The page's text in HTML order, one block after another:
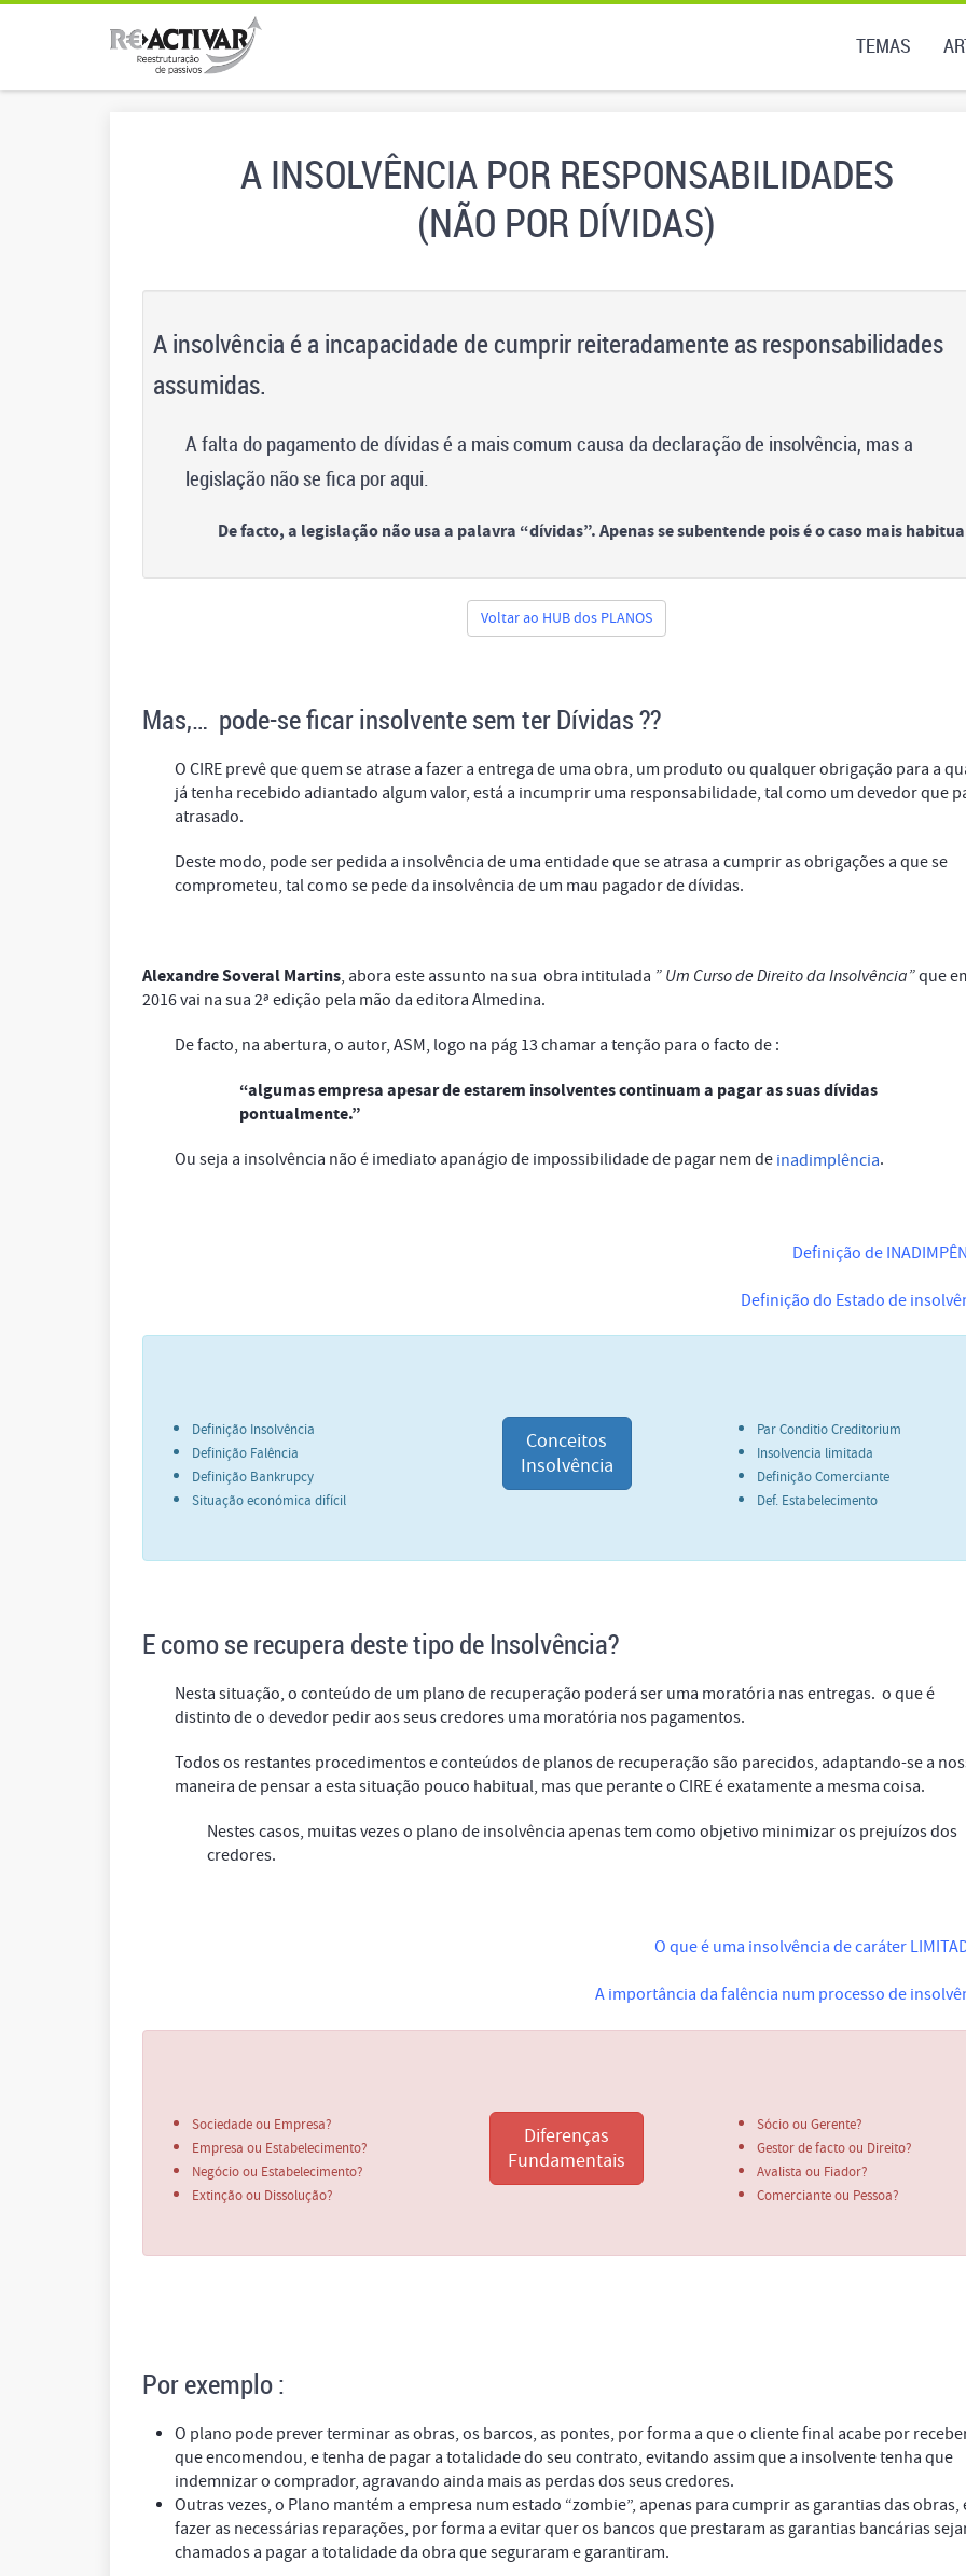
TEMAS
A INSOLVÊNCIA POR RESPONSABILIDADES
(NÃO POR DÍVIDAS)
A insolvência é a incapacidade de cumprir reiteradamente as responsabilidades
assumidas.
A falta do pagamento de dívidas é a mais comum causa da declaração de insolvência, mas a
legislação não se fica por aqui.
De facto, a legislação não usa a palavra “dívidas”. Apenas se subentende pois é o caso mais
Voltar ao HUB dos PLANOS
Mas,… pode-se ficar insolvente sem ter Dívidas ??
O CIRE prevê que quem se atrase a fazer a entrega de uma obra, um produto ou qualquer obrigação para a
já tenha recebido adiantado algum valor, está a incumprir uma responsabilidade, tal como um devedor que
atrasado.
Deste modo, pode ser pedida a insolvência de uma entidade que se atrasa a cumprir as obrigações a que se
comprometeu, tal como se pede da insolvência de um mau pagador de dívidas.
Alexandre Soveral Martins, abora este assunto na sua obra intitulada ” Um Curso de Direito da Insolvência”que
2016 vai na sua 2ª edição pela mão da editora Almedina.
De facto, na abertura, o autor, ASM, logo na pág 13 chamar a tenção para o facto de :
“algumas empresa apesar de estarem insolventes continuam a pagar as suas dívidas
pontualmente.”
Ou seja a insolvência não é imediato apanágio de impossibilidade de pagar nem de inadimplência.
Definição de
Definição do Estado de
Definição Insolvência
Definição Falência
Definição Bankrupcy
Situação económica difícil
Conceitos
Insolvência
Par Conditio Creditorium
Insolvencia limitada
Definição Comerciante
Def. Estabelecimento
E como se recupera deste tipo de Insolvência?
Nesta situação, o conteúdo de um plano de recuperação poderá ser uma moratória nas entregas. o que é
distinto de o devedor pedir aos seus credores uma moratória nos pagamentos.
Todos os restantes procedimentos e conteúdos de planos de recuperação são parecidos, adaptando-se a
maneira de pensar a esta situação pouco habitual, mas que perante o CIRE é exatamente a mesma coisa.
Nestes casos, muitas vezes o plano de insolvência apenas tem como objetivo minimizar os prejuízos dos
credores.
O que é uma insolvência de caráter
A importância da falência num processo de
Sociedade ou Empresa?
Empresa ou Estabelecimento?
Negócio ou Estabelecimento?
Extinção ou Dissolução?
Diferenças
Fundamentais
Sócio ou Gerente?
Gestor de facto ou Direito?
Avalista ou Fiador?
Comerciante ou Pessoa?
Por exemplo :
O plano pode prever terminar as obras, os barcos, as pontes, por forma a que o cliente final acabe por
que encomendou, e tenha de pagar a totalidade do seu contrato, evitando assim que a insolvente tenha que
indemnizar o comprador, agravando ainda mais as perdas dos seus credores.
Outras vezes, o Plano mantém a empresa num estado “zombie”, apenas para cumprir as garantias das obras,
fazer as necessárias reparações, por forma a evitar quer os bancos que prestaram as garantias bancárias
chamados a pagar a totalidade da obra que seguraram e garantiram.